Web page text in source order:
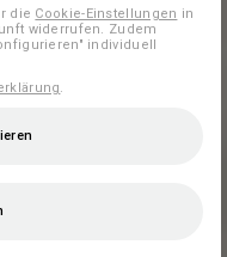
die Cookie-Einstellungen in
widerrufen. Zudem
individuell